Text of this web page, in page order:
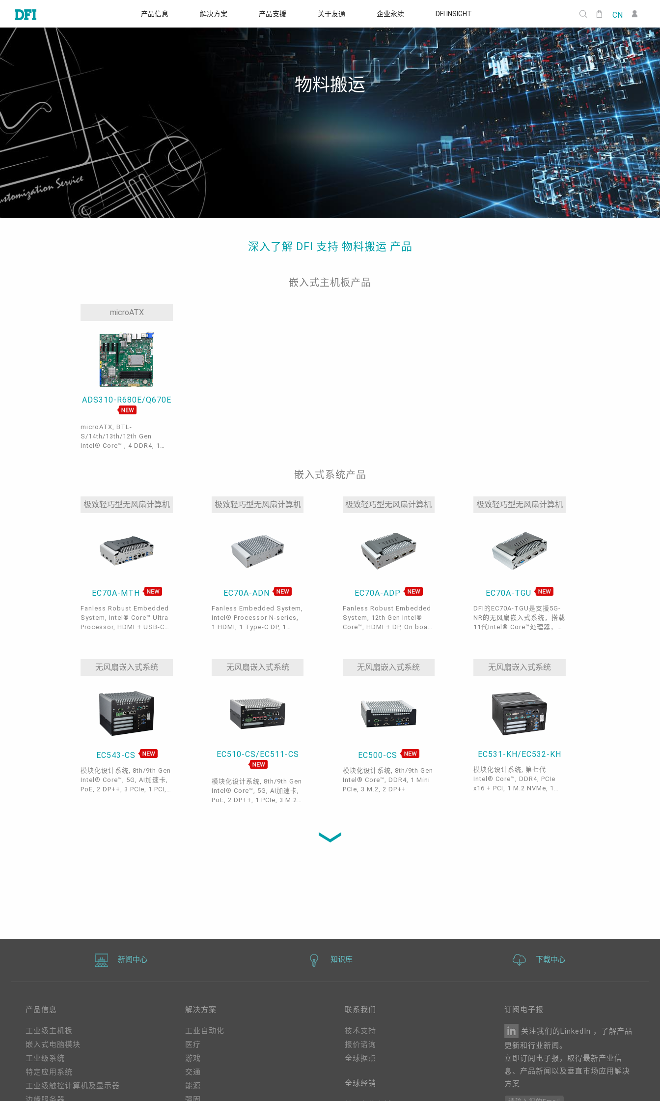
产品信息 解决方案 产品支援 关于友通 企业永续 DFI INSIGHT CN
物料搬运
深入了解 DFI 支持 物料搬运 产品
嵌入式主机板产品
microATX
ADS310-R680E/Q670E
microATX, BTL-
S/14th/13th/12th Gen
Intel® Core™ , 4 DDR4, 1
COM, 6 USB 3.2 Gen 2, 4
嵌入式系统产品
极致轻巧型无风扇计算机
EC70A-MTH
Fanless Robust Embedded
System, Intel® Core™ Ultra
Processor, HDMI + USB-C
极致轻巧型无风扇计算机
EC70A-ADN
Fanless Embedded System,
Intel® Processor N-series,
1 HDMI, 1 Type-C DP, 1
3.2, 2 USB 2.0, 1 COM, 1
Line-out, 1 Mic-in
极致轻巧型无风扇计算机
EC70A-ADP
Fanless Robust Embedded
System, 12th Gen Intel®
Core™, HDMI + DP, On board
极致轻巧型无风扇计算机
EC70A-TGU
DFI的EC70A-TGU是支援5G-
NR的无风扇嵌入式系统，搭载
11代Intel® Core™处理器，它
DFI EC70A-TGU支援 DDR4、
5G联网、3个M.2、2个
及 高达 4 个LAN 或 6个USB
无风扇嵌入式系统
EC543-CS
模块化设计系统, 8th/9th Gen
Intel® Core™, 5G, AI加速卡,
PoE, 2 DP++, 3 PCIe, 1 PCI, 3
无风扇嵌入式系统
EC510-CS/EC511-CS
模块化设计系统, 8th/9th Gen
Intel® Core™, 5G, AI加速卡,
PoE, 2 DP++, 1 PCIe, 3 M.2,
无风扇嵌入式系统
EC500-CS
模块化设计系统, 8th/9th Gen
Intel® Core™, DDR4, 1 Mini
PCIe, 3 M.2, 2 DP++
无风扇嵌入式系统
EC531-KH/EC532-KH
模块化设计系统, 第七代
Intel® Core™, DDR4, PCIe
x16 + PCI, 1 M.2 NVMe, 1
新闻中心 知识库 下载中心
产品信息
工业级主机板
嵌入式电脑模块
工业级系统
特定应用系统
工业级触控计算机及显示器
解决方案
工业自动化
医疗
游戏
交通
能源
联系我们
技术支持
报价谘询
全球据点
全球经销
订阅电子报
关注我们的LinkedIn ，了解产品
更新和行业新闻。
立即订阅电子报，取得最新产业信
息、产品新闻以及垂直市场应用解决
方案